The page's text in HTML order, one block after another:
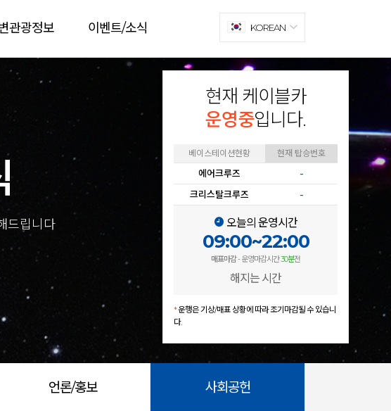
현재 케이블카
운영중입니다.
베이스테이션현황 현재 탑승번호
에어크루즈
-
크리스탈크루즈
-
오늘의 운영시간
09:00~22:00
매표마감- 운영마감시간30분전
해지는 시간
*운행은 기상/매표 상황에 따라 조기마감될 수 있습니
다.
관광정보 이벤트/소식 KOREAN
드립니다
언론/홍보 사회공헌